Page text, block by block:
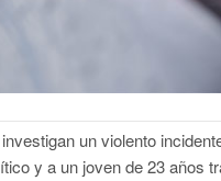
un violento
y a un joven de 23 años